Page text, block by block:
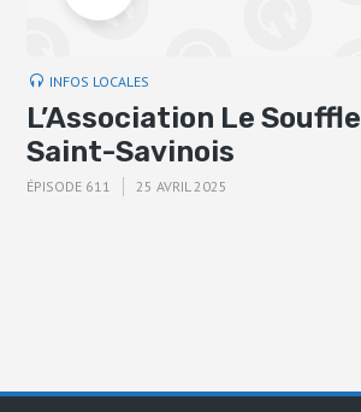
INFOS LOCALES
L’Association Le Souffle
Saint-Savinois
ÉPISODE 611 25 AVRIL 2025